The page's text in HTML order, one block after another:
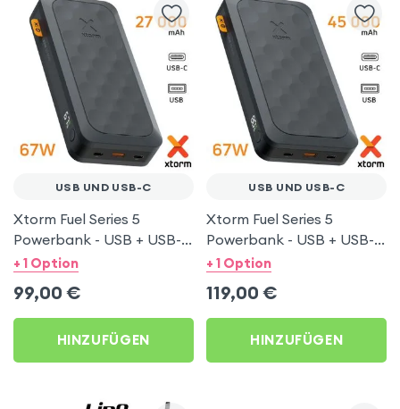
USB UND USB-C
Xtorm Fuel Series 5
Powerbank - USB + USB-C
67W -
27000mAh
+ 1 Option
99,00 €
HINZUFÜGEN
USB UND USB-C
Xtorm Fuel Series 5
Powerbank - USB + USB-C
67W - Schwarz
+ 1 Option
119,00 €
HINZUFÜGEN